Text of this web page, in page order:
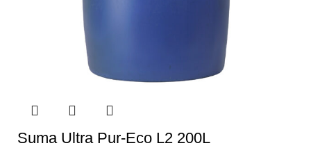
Suma Ultra Pur-Eco L2 200L